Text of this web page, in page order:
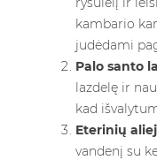
kambario
judėdami
Palo santo
lazdelę ir
kad
Eterinių
vandenį su